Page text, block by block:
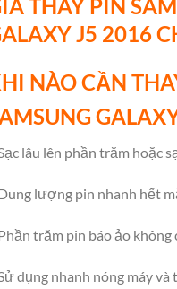
THAY PIN
J5 2016
NÀO CẦN
lâu lên phần trăm hoặc
lượng pin nhanh hết
trăm pin báo ảo
dụng nhanh nóng máy